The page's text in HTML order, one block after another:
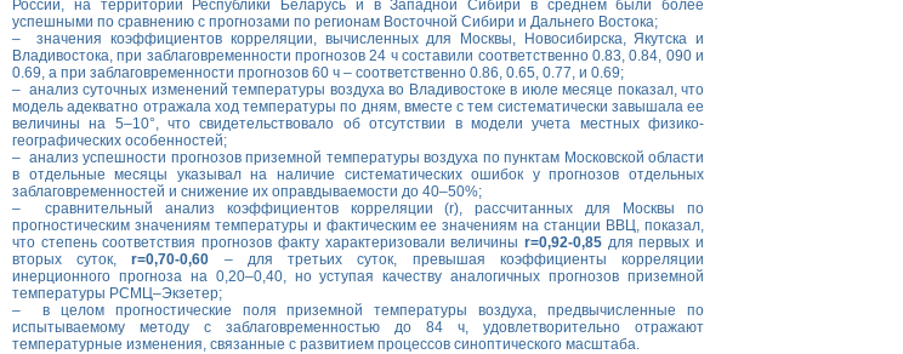
России, на территории Республики Беларусь и в Западной Сибири в среднем были более
успешными по сравнению с прогнозами по регионам Восточной Сибири и Дальнего Востока;
– значения коэффициентов корреляции, вычисленных для Москвы, Новосибирска, Якутска и
Владивостока, при заблаговременности прогнозов 24 ч составили соответственно 0.83, 0.84, 090 и
0.69, а при заблаговременности прогнозов 60 ч – соответственно 0.86, 0.65, 0.77, и 0.69;
– анализ суточных изменений температуры воздуха во Владивостоке в июле месяце показал, что
модель адекватно отражала ход температуры по дням, вместе с тем систематически завышала ее
величины на 5–10°, что свидетельствовало об отсутствии в модели учета местных физико-
географических особенностей;
– анализ успешности прогнозов приземной температуры воздуха по пунктам Московской области
в отдельные месяцы указывал на наличие систематических ошибок у прогнозов отдельных
заблаговременностей и снижение их оправдываемости до 40–50%;
– сравнительный анализ коэффициентов корреляции (r), рассчитанных для Москвы по
прогностическим значениям температуры и фактическим ее значениям на станции ВВЦ, показал,
что степень соответствия прогнозов факту характеризовали величины r=0,92-0,85для первых и
вторых суток,r=0,70-0,60 – для третьих суток, превышая коэффициенты корреляции
инерционного прогноза на 0,20–0,40, но уступая качеству аналогичных прогнозов приземной
температуры РСМЦ–Экзетер;
– в целом прогностические поля приземной температуры воздуха, предвычисленные по
испытываемому методу с заблаговременностью до 84 ч, удовлетворительно отражают
температурные изменения, связанные с развитием процессов синоптического масштаба.